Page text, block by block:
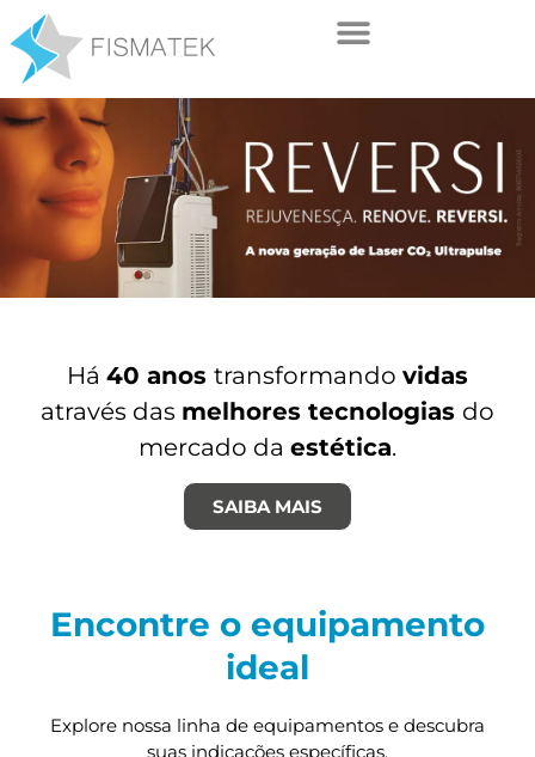
Há 40 anos transformando vidas
através das melhores tecnologias do
mercado da estética.
SAIBA MAIS
Encontre o equipamento
ideal
Explore nossa linha de equipamentos e descubra
suas indicações específicas.